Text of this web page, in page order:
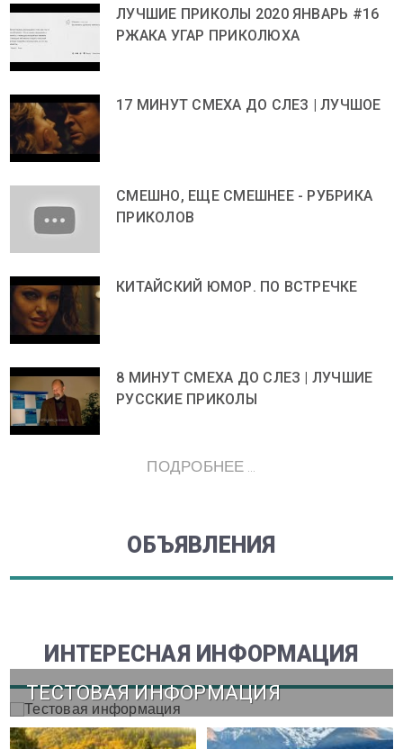
ЛУЧШИЕ ПРИКОЛЫ 2020 ЯНВАРЬ #16
РЖАКА УГАР ПРИКОЛЮХА
17 МИНУТ СМЕХА ДО СЛЕЗ | ЛУЧШОЕ
СМЕШНО, ЕЩЕ СМЕШНЕЕ - РУБРИКА
ПРИКОЛОВ
КИТАЙСКИЙ ЮМОР. ПО ВСТРЕЧКЕ
8 МИНУТ СМЕХА ДО СЛЕЗ | ЛУЧШИЕ
РУССКИЕ ПРИКОЛЫ
ПОДРОБНЕЕ ...
ОБЪЯВЛЕНИЯ
ИНТЕРЕСНАЯ ИНФОРМАЦИЯ
ТЕСТОВАЯ ИНФОРМАЦИЯ